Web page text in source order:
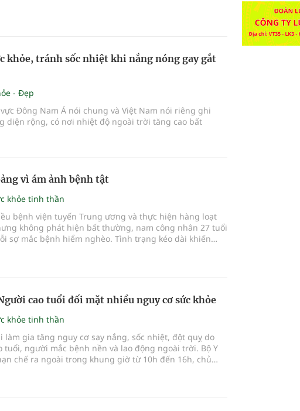
khỏe, tránh sốc nhiệt khi nắng nóng gay gắt
- Đẹp
Đông Nam Á nói chung và Việt Nam nói riêng ghi
diện rộng, có nơi nhiệt độ ngoài trời tăng cao bất
vì ám ảnh bệnh tật
khỏe tinh thần
bệnh viện tuyến Trung ương và thực hiện hàng loạt
không phát hiện bất thường, nam công nhân 27 tuổi
sợ mắc bệnh hiểm nghèo. Tình trạng kéo dài khiến
cao tuổi đối mặt nhiều nguy cơ sức khỏe
khỏe tinh thần
làm gia tăng nguy cơ say nắng, sốc nhiệt, đột quỵ do
người mắc bệnh nền và lao động ngoài trời. Bộ Y
chế ra ngoài trong khung giờ từ 10h đến 16h, chủ